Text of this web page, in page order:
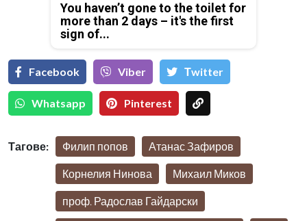
You haven’t gone to the toilet for
more than 2 days – it's the first
sign of...
Facebook Viber Тwitter
Whatsapp Pinterest
Тагове: Филип попов Атанас Зафиров
Корнелия Нинова Михаил Миков
проф. Радослав Гайдарски